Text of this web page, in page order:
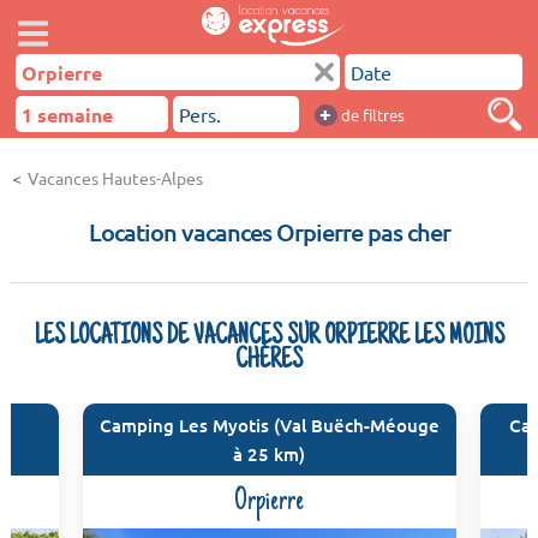
+ de filtres
Vacances Hautes-Alpes
Location vacances Orpierre pas cher
LES LOCATIONS DE VACANCES SUR ORPIERRE LES MOINS
CHÈRES
Camping Les Myotis (Val Buëch-Méouge
à 25 km)
Orpierre